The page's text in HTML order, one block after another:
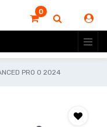
0
PRO 0 2024